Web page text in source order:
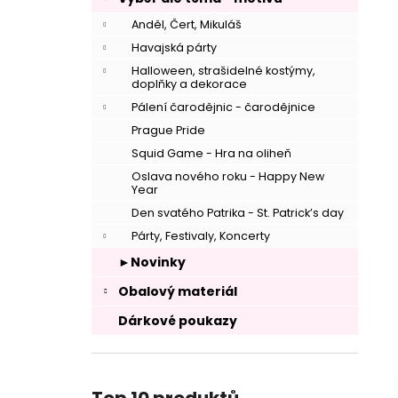
Anděl, Čert, Mikuláš
Havajská párty
Halloween, strašidelné kostýmy,
doplňky a dekorace
Pálení čarodějnic - čarodějnice
Prague Pride
Squid Game - Hra na oliheň
Oslava nového roku - Happy New
Year
Den svatého Patrika - St. Patrick’s day
Párty, Festivaly, Koncerty
►Novinky
Obalový materiál
Dárkové poukazy